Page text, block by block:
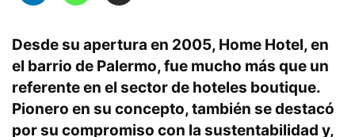
Desde su apertura en 2005, Home Hotel, en
el barrio de Palermo, fue mucho más que un
referente en el sector de hoteles boutique.
Pionero en su concepto, también se destacó
por su compromiso con la sustentabilidad y,